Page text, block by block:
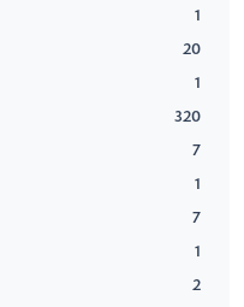
1
20
1
320
7
1
7
1
2